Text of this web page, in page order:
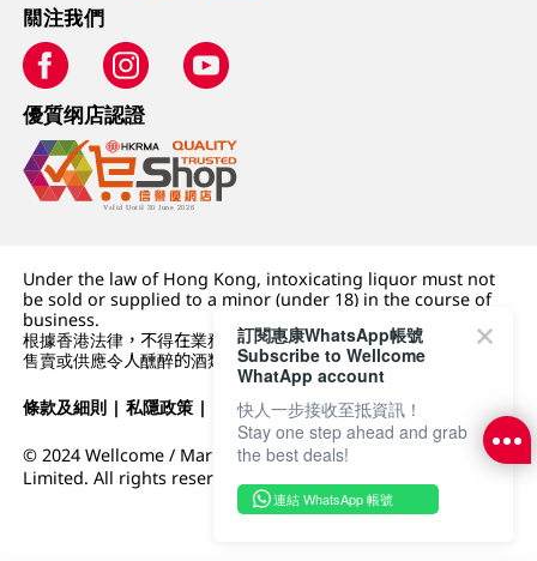
關注我們
優質纲店認證
Under the law of Hong Kong, intoxicating liquor must not
be sold or supplied to a minor (under 18) in the course of
business.
根據香港法律，不得在業務過程中，向未成年人 (18 歲以下人士)
售賣或供應令人醺醉的酒類。
條款及細則 |私隱政策 | DFI零售集團
© 2024 Wellcome / Market Place. The Dairy Farm Company
Limited. All rights reserved.
訂閱惠康WhatsApp帳號
Subscribe to Wellcome
WhatApp account
快人一步接收至抵資訊！
Stay one step ahead and grab
the best deals!
連結 WhatsApp 帳號